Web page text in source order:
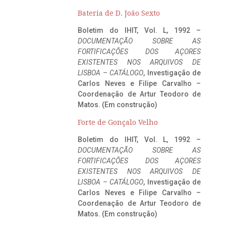
Bateria de D. João Sexto
Boletim do IHIT, Vol. L, 1992 –
DOCUMENTAÇÃO SOBRE AS
FORTIFICAÇÕES DOS AÇORES
EXISTENTES NOS ARQUIVOS DE
LISBOA – CATÁLOGO, Investigação de
Carlos Neves e Filipe Carvalho –
Coordenação de Artur Teodoro de
Matos. (Em construção)
Forte de Gonçalo Velho
Boletim do IHIT, Vol. L, 1992 –
DOCUMENTAÇÃO SOBRE AS
FORTIFICAÇÕES DOS AÇORES
EXISTENTES NOS ARQUIVOS DE
LISBOA – CATÁLOGO, Investigação de
Carlos Neves e Filipe Carvalho –
Coordenação de Artur Teodoro de
Matos. (Em construção)